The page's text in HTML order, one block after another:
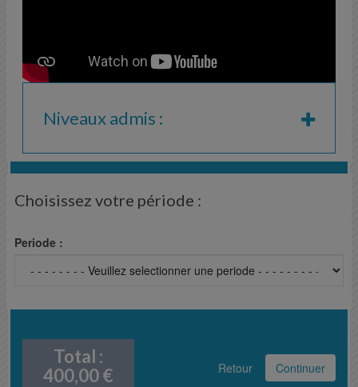
Niveaux admis :
Choisissez votre période :
Periode :
Total :
400,00€ Retour Continuer